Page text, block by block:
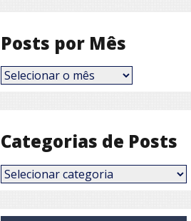
Posts por Mês
Posts
por
Categorias de Posts
Categorias
de